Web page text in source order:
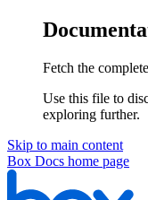
Fetch the
Use this file to
exploring further.
Skip to main content
Box Docs home page